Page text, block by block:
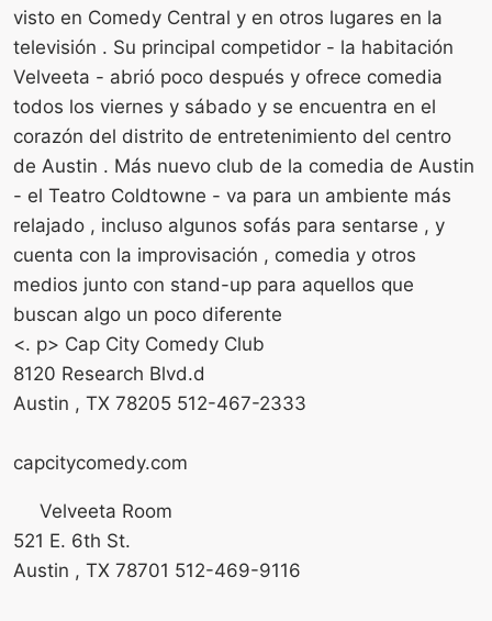
visto en Comedy Central y en otros lugares en la
televisión . Su principal competidor - la habitación
Velveeta - abrió poco después y ofrece comedia
todos los viernes y sábado y se encuentra en el
corazón del distrito de entretenimiento del centro
de Austin . Más nuevo club de la comedia de Austin
- el Teatro Coldtowne - va para un ambiente más
relajado , incluso algunos sofás para sentarse , y
cuenta con la improvisación , comedia y otros
medios junto con stand-up para aquellos que
buscan algo un poco diferente
<. p> Cap City Comedy Club
8120 Research Blvd.d
Austin , TX 78205 512-467-2333
capcitycomedy.com
Velveeta Room
521 E. 6th St.
Austin , TX 78701 512-469-9116